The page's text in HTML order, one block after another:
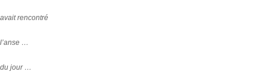
avait rencontré
l’anse …
du jour …